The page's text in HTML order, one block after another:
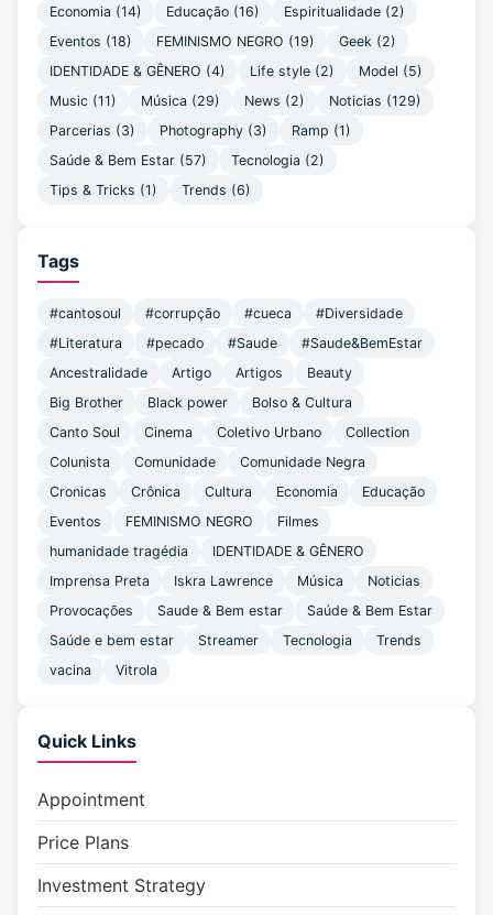
Economia (14) Educação (16) Espiritualidade (2)
Eventos (18) FEMINISMO NEGRO (19) Geek (2)
IDENTIDADE & GÊNERO (4) Life style (2) Model (5)
Music (11) Música (29) News (2) Noticias (129)
Parcerias (3) Photography (3) Ramp (1)
Saúde & Bem Estar (57) Tecnologia (2)
Tips & Tricks (1) Trends (6)
Tags
#cantosoul #corrupção #cueca
#Diversidade
#Literatura
#pecado #Saude
#Saude&BemEstar
Ancestralidade
Artigo Artigos
Beauty
Big Brother
Black power
Bolso & Cultura
Canto Soul
Cinema Coletivo Urbano
Collection
Colunista
Comunidade
Comunidade Negra
Cronicas
Crônica Cultura Economia
Educação
Eventos
FEMINISMO NEGRO
Filmes
humanidade tragédia
IDENTIDADE & GÊNERO
Imprensa Preta
Iskra Lawrence Música
Noticias
Provocações
Saude & Bem estar
Saúde & Bem Estar
Saúde e bem estar
Streamer Tecnologia
Trends
vacina
Vitrola
Quick Links
Appointment
Price Plans
Investment Strategy